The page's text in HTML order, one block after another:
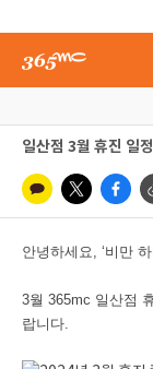
일산점 3월 휴진 일
안녕하세요, ‘비만
3월 365mc 일산점
랍니다.